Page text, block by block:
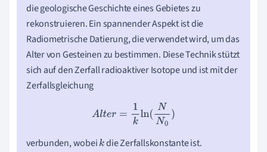
die geologische Geschichte eines Gebietes zu
rekonstruieren. Ein spannender Aspekt ist die
Radiometrische Datierung, die verwendet wird, um das
Alter von Gesteinen zu bestimmen. Diese Technik stützt
sich auf den Zerfall radioaktiver Isotope und ist mit der
Zerfallsgleichung
Alte r=1 kln(NN0)
verbunden, wobeikdie Zerfallskonstante ist.